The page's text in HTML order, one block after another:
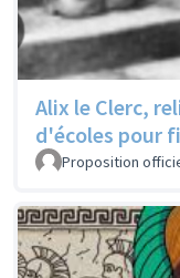
Alix le Clerc,
d'écoles pour
Proposition